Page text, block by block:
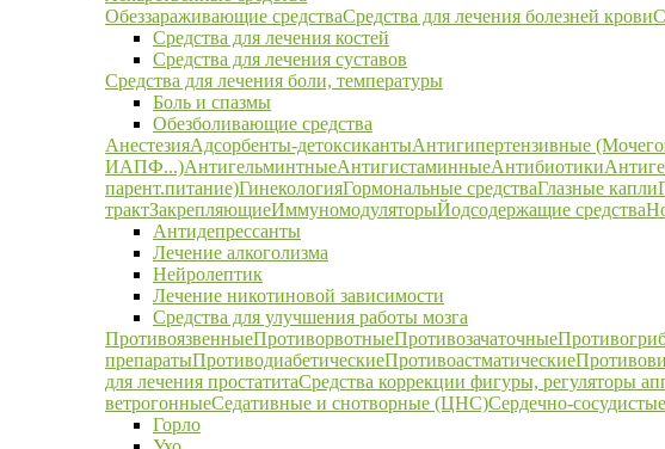
Обеззараживающие средстваСредства для лечения болезней крови
Средства для лечения костей
Средства для лечения суставов
Средства для лечения боли, температуры
Боль и спазмы
Обезболивающие средства
АнестезияАдсорбенты-детоксикантыАнтигипертензивные
ИАПФ...)АнтигельминтныеАнтигистаминныеАнтибиотики
парент.питание)ГинекологияГормональные средстваГлазные капли
трактЗакрепляющиеИммуномодуляторыЙодсодержащие средства
Антидепрессанты
Лечение алкоголизма
Нейролептик
Лечение никотиновой зависимости
Средства для улучшения работы мозга
ПротивоязвенныеПротиворвотныеПротивозачаточные
препаратыПротиводиабетическиеПротивоастматические
для лечения простатитаСредства коррекции фигуры, регуляторы
ветрогонныеСедативные и снотворные (ЦНС)Сердечно-сосудистые
Горло